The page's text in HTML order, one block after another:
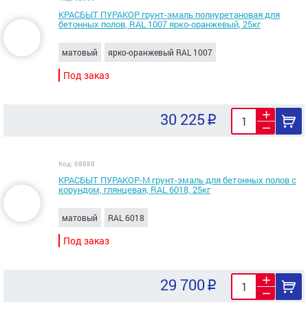
КРАСБЫТ ПУРАКОР грунт-эмаль полиуретановая для
бетонных полов, RAL 1007 ярко-оранжевый, 25кг
матовый ярко-оранжевый RAL 1007
Под заказ
30 225
Код: 68888
КРАСБЫТ ПУРАКОР-М грунт-эмаль для бетонных полов с
корундом, глянцевая, RAL 6018, 25кг
матовый RAL 6018
Под заказ
29 700